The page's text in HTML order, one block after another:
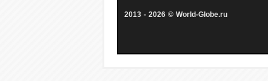
2013 - 2026 © World-Globe.ru